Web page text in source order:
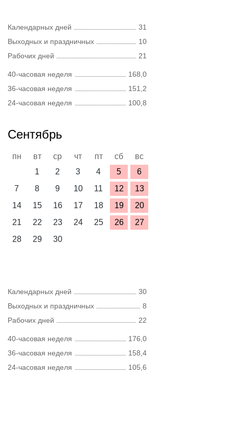
Календарных дней
31
Выходных и праздничных
10
Рабочих дней
21
40-часовая неделя
168,0
36-часовая неделя
151,2
24-часовая неделя
100,8
Сентябрь
пн вт ср чт пт сб
вс
1
2 3 4 5
6
7
8 9 10 11 12
13
14
15 16 17 18 19
20
21
22 23 24 25 26
27
28
29 30
Календарных дней
30
Выходных и праздничных
8
Рабочих дней
22
40-часовая неделя
176,0
36-часовая неделя
158,4
24-часовая неделя
105,6